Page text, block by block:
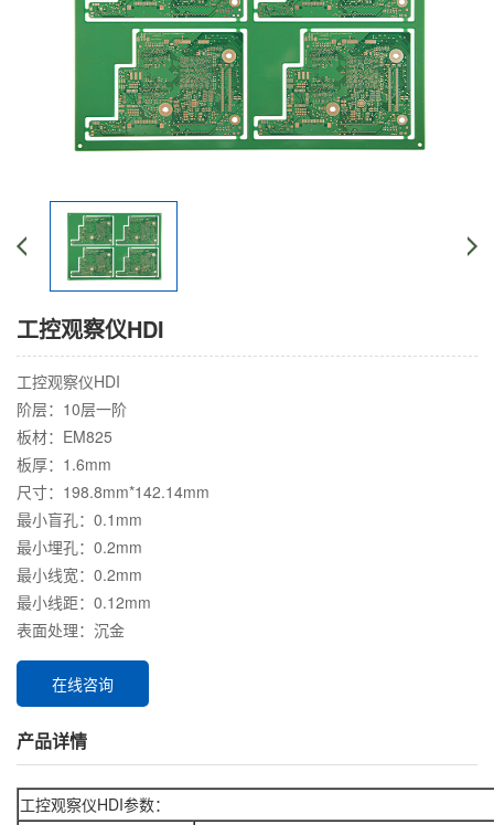
工控观察仪HDI
工控观察仪HDI
阶层：10层一阶
板材：EM825
板厚：1.6mm
尺寸：198.8mm*142.14mm
最小盲孔：0.1mm
最小埋孔：0.2mm
最小线宽：0.2mm
最小线距：0.12mm
表面处理：沉金
在线咨询
产品详情
工控观察仪HDI参数：